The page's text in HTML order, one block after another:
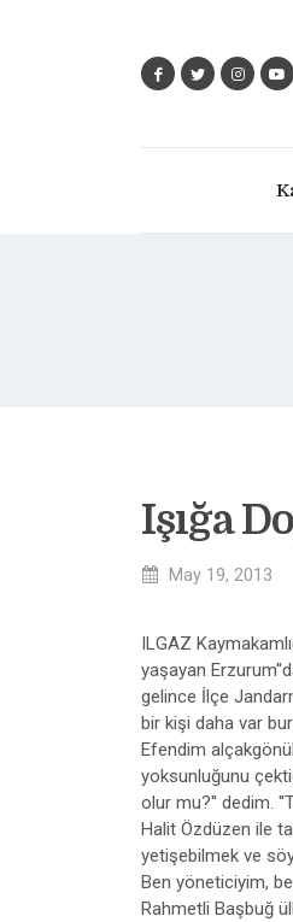
Işığa
May 19, 2013
ILGAZ
yaşayan
gelince İlçe
bir kişi daha var
Efendim
yoksunluğunu
olur mu?'' dedim.
Halit Özdüzen ile
yetişebilmek ve
Ben yöneticiyim,
Rahmetli Başbuğ